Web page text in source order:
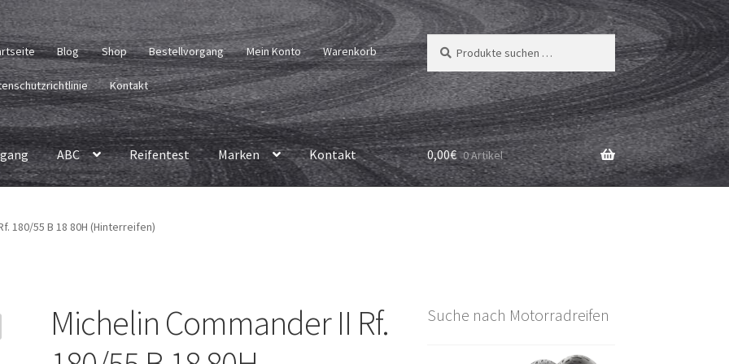
Blog Shop Bestellvorgang Mein Konto Warenkorb
Kontakt
Suchen
nach:
Suchen
ABC Reifentest Marken Kontakt 0,00€ 0 Artikel
180/55 B 18 80H (Hinterreifen)
Michelin Commander II Rf.
Suche nach Motorradreifen